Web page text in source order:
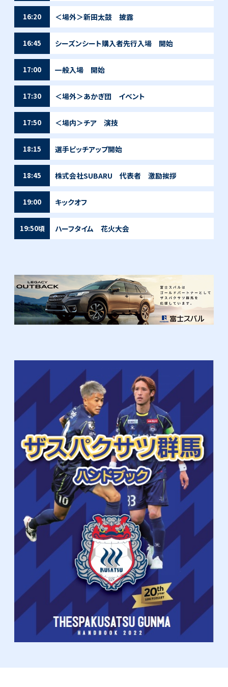
16:20 ＜場外＞新田太鼓 披露
16:45 シーズンシート購入者先行入場 開始
17:00 一般入場 開始
17:30 ＜場外＞あかぎ団 イベント
17:50 ＜場内＞チア 演技
18:15 選手ピッチアップ開始
18:45 株式会社SUBARU 代表者 激励挨拶
19:00 キックオフ
19:50頃 ハーフタイム 花火大会